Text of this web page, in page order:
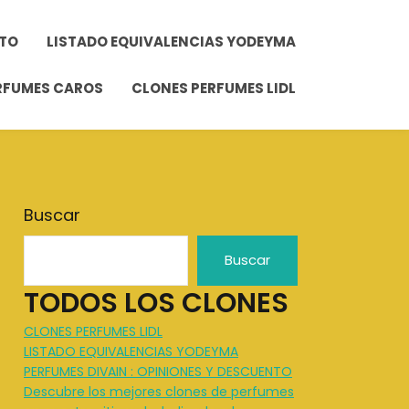
LISTADO EQUIVALENCIAS YODEYMA
CAROS CLONES PERFUMES LIDL
Buscar
Buscar
TODOS LOS CLONES
CLONES PERFUMES LIDL
LISTADO EQUIVALENCIAS YODEYMA
PERFUMES DIVAIN : OPINIONES Y DESCUENTO
Descubre los mejores clones de perfumes